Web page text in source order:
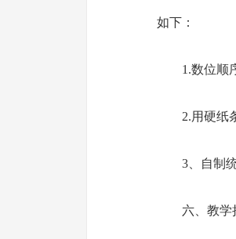
如下：
1.数位顺
2.用硬纸
3、自制
六、教学